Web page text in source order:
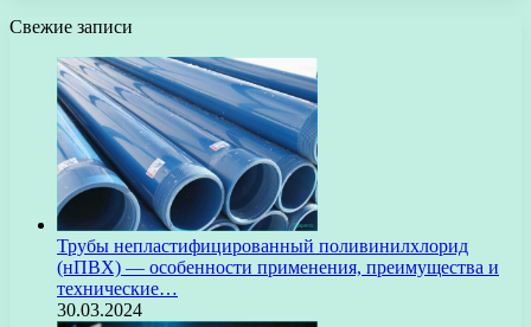
Свежие записи
Трубы непластифицированный поливинилхлорид
(нПВХ) — особенности применения, преимущества и
технические…
30.03.2024